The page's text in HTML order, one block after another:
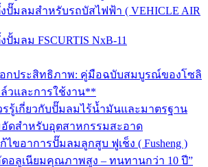
ปั๊มลมสำหรับรถบัสไฟฟ้า ( VEHICLE AIR
ปั้มลม FSCURTIS NxB-11
กประสิทธิภาพ: คู่มือฉบับสมบูรณ์ของโซลิ
วและการใช้งาน**
รรู้เกี่ยวกับปั๊มลมไร้น้ำมันและมาตรฐาน
ดสำหรับอุตสาหกรรมสะอาด
ไขอาการปั๊มลมลูกสูบ ฟูเช็ง ( Fusheng )
อลูเนียมคุณภาพสูง – ทนทานกว่า 10 ปี”